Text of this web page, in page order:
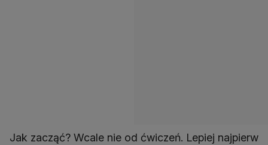
Jak zacząć? Wcale nie od ćwiczeń. Lepiej najpierw